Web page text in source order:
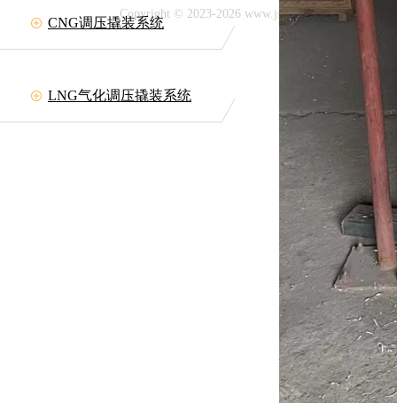
CNG调压撬装系统
LNG气化调压撬装系统
Copyright © 2023-2026 www.jszllt.com All rights